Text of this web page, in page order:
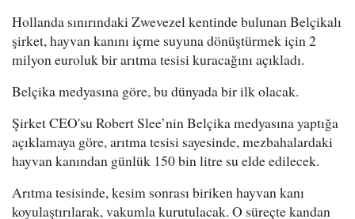
Hollanda sınırındaki Zwevezel kentinde bulunan Belçikalı
şirket, hayvan kanını içme suyuna dönüştürmek için 2
milyon euroluk bir arıtma tesisi kuracağını açıkladı.
Belçika medyasına göre, bu dünyada bir ilk olacak.
Şirket CEO'su Robert Slee’nin Belçika medyasına yaptığa
açıklamaya göre, arıtma tesisi sayesinde, mezbahalardaki
hayvan kanından günlük 150 bin litre su elde edilecek.
Arıtma tesisinde, kesim sonrası biriken hayvan kanı
koyulaştırılarak, vakumla kurutulacak. O süreçte kandan